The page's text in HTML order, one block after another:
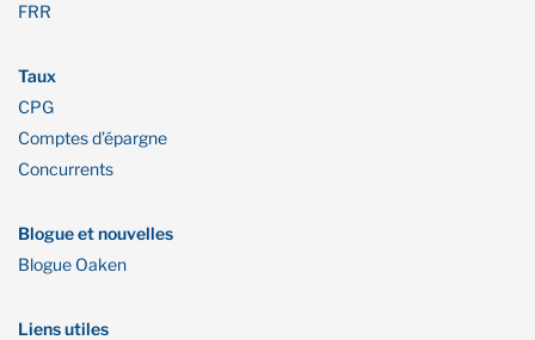
FRR
Taux
CPG
Comptes d’épargne
Concurrents
Blogue et nouvelles
Blogue Oaken
Liens utiles